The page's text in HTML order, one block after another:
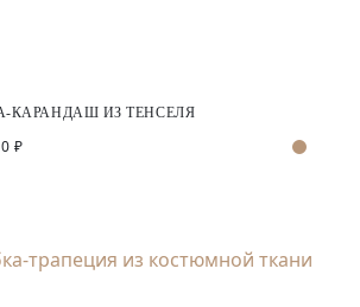
КАРАНДАШ ИЗ ТЕНСЕЛЯ
₽